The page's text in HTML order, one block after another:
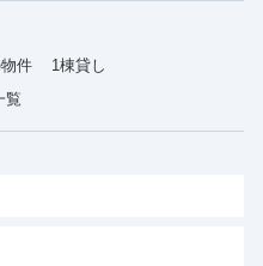
件
1棟貸し
覧